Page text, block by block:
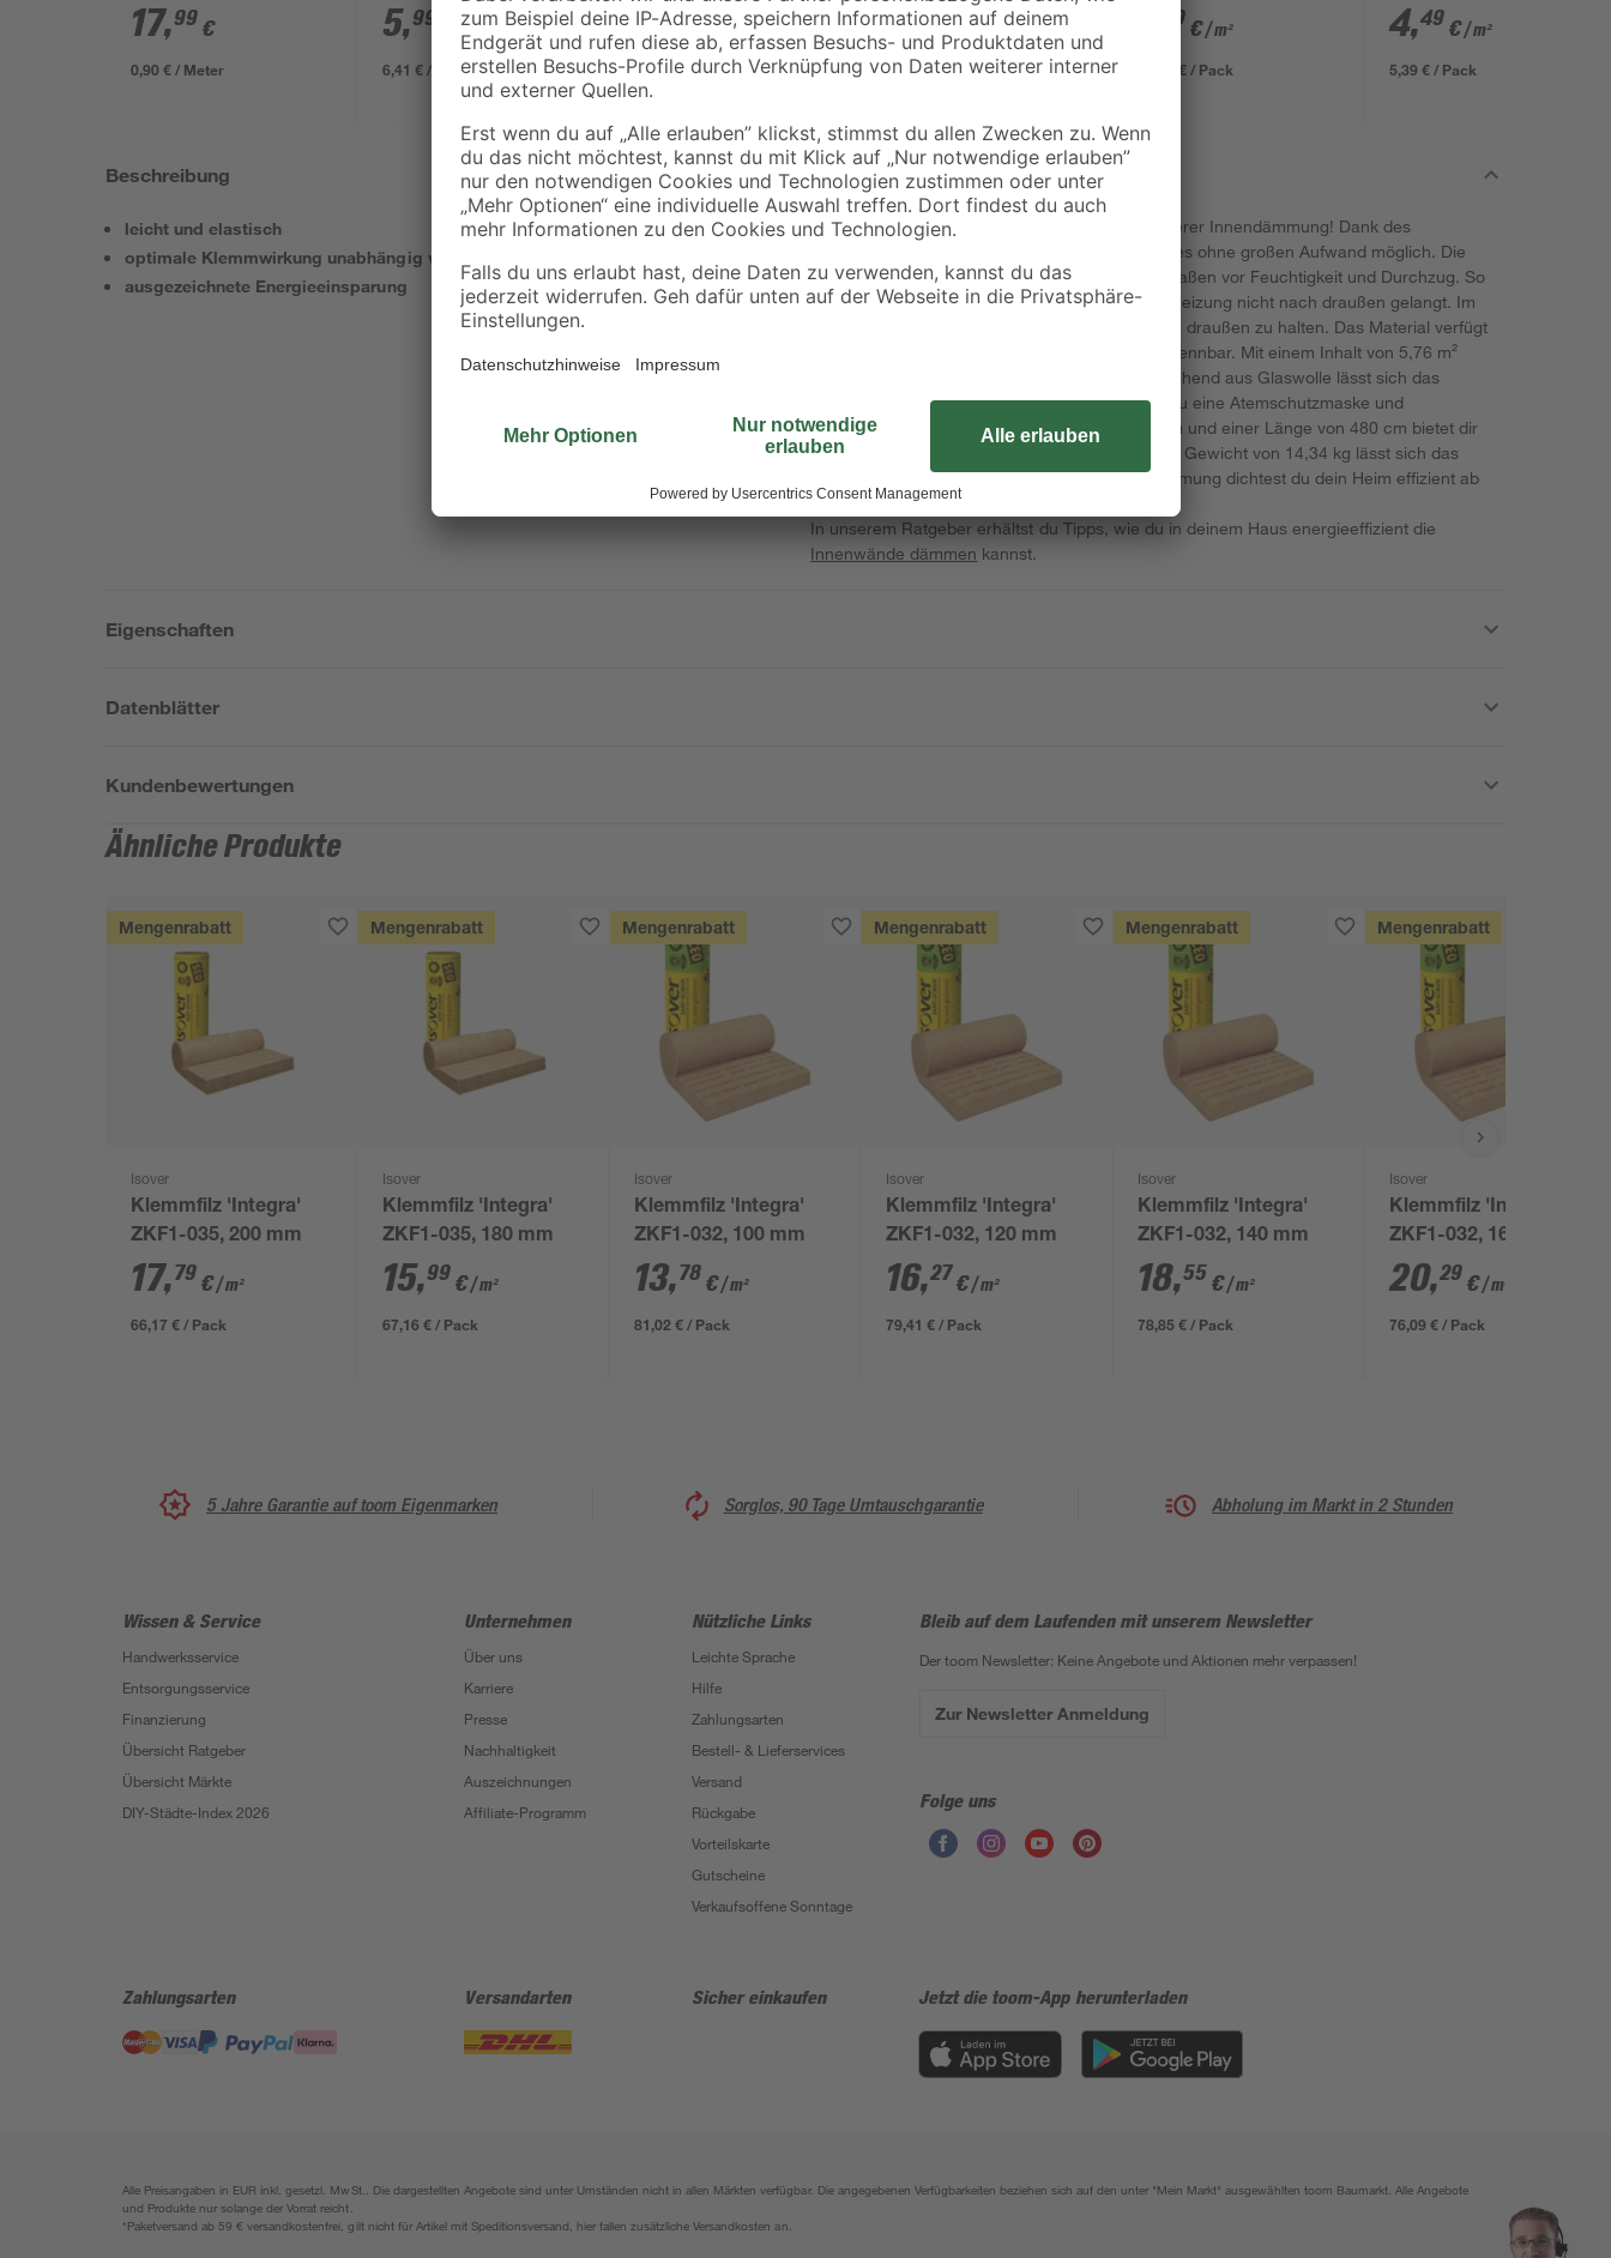
17,99 €
0,90 € / Meter
ungeschliffen 1690 x
634 x 12 mm
5,99
/ m²
6,41 € / Pack
cm
1,80€/ m²
35,99 € / Pack
1,78€
0,89 € / Meter
40 €/ m²
69,99 € / Pack
4,49 €/ m²
5,39 € / Pack
Beschreibung
leicht und elastisch
optimale Klemmwirkung unabhängig von den Abständen zwischen den Sparren
ausgezeichnete Energieeinsparung
Mach dein Zuhause zum Energiesparer mit unserer Innendämmung! Dank des
Klemmfilzes 'Integra ZKF1-035' von Isover ist dies ohne großen Aufwand möglich. Die
Dachdämmung schützt dein Zuhause gleichermaßen vor Feuchtigkeit und Durchzug. So
sorgst du im Winter dafür, dass die Wärme der Heizung nicht nach draußen gelangt. Im
Sommer hilft die Innendämmung dabei, die Hitze draußen zu halten. Das Material verfügt
über die Baustoffklasse A1 und ist somit nicht brennbar. Mit einem Inhalt von 5,76 m²
kannst du die Sparren großzügig isolieren. Bestehend aus Glaswolle lässt sich das
Material gut verarbeiten. Bei der Arbeit solltest du eine Atemschutzmaske und
Handschuhe tragen. Mit einer Breite von 120 cm und einer Länge von 480 cm bietet dir
das Produkt alles, was du brauchst. Dank einem Gewicht von 14,34 kg lässt sich das
Material gut transportieren. Durch die Innendämmung dichtest du dein Heim effizient ab
und machst es so fit für die Zukunft.
In unserem Ratgeber erhältst du Tipps, wie du in deinem Haus energieeffizient die
Innenwände dämmen kannst.
Eigenschaften
Datenblätter
Kundenbewertungen
Ähnliche Produkte
Mengenrabatt
Isover
Klemmfilz 'Integra'
ZKF1-035, 200 mm
17,79 €/ m²
66,17 € / Pack
Mengenrabatt
Isover
Klemmfilz 'Integra'
ZKF1-035, 180 mm
15,99 €/ m²
67,16 € / Pack
Mengenrabatt
Isover
Klemmfilz 'Integra'
ZKF1-032, 100 mm
13,78 €/ m²
81,02 € / Pack
Mengenrabatt
Isover
Klemmfilz 'Integra'
ZKF1-032, 120 mm
16,27€/ m²
79,41 € / Pack
Mengenrabatt
Isover
Klemmfilz 'Integra'
ZKF1-032, 140 mm
18,55 €/ m²
78,85 € / Pack
Mengenrabatt
Isover
Klemmfilz 'Integra'
ZKF1-032, 160 mm
20,29 €/ m²
76,09 € / Pack
5 Jahre Garantie auf toom Eigenmarken Sorglos, 90 Tage Umtauschgarantie Abholung im Markt in 2 Stunden
Wissen & Service
Handwerksservice
Entsorgungsservice
Finanzierung
Übersicht Ratgeber
Übersicht Märkte
DIY-Städte-Index 2026
Unternehmen
Über uns
Karriere
Presse
Nachhaltigkeit
Auszeichnungen
Affiliate-Programm
Nützliche Links
Leichte Sprache
Hilfe
Zahlungsarten
Bestell- & Lieferservices
Versand
Rückgabe
Vorteilskarte
Gutscheine
Verkaufsoffene Sonntage
Bleib auf dem Laufenden mit unserem Newsletter
Der toom Newsletter: Keine Angebote und Aktionen mehr verpassen!
Zur Newsletter Anmeldung
Folge uns
Zahlungsarten Versandarten Sicher einkaufen Jetzt die toom-App herunterladen
Alle Preisangaben in EUR inkl. gesetzl. MwSt.. Die dargestellten Angebote sind unter Umständen nicht in allen Märkten verfügbar. Die angegebenen Verfügbarkeiten beziehen sich auf den unter "Mein Markt" ausgewählten toom Baumarkt. Alle Angebote
und Produkte nur solange der Vorrat reicht.
*Paketversand ab 59 € versandkostenfrei, gilt nicht für Artikel mit Speditionsversand, hier fallen zusätzliche Versandkosten an.